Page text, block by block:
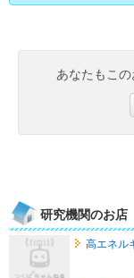
あなたもこ
研究機関のお店
高エネル